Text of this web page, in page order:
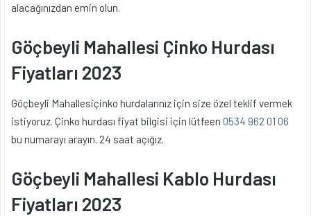
alacağınızdan emin olun.
Göçbeyli Mahallesi Çinko Hurdası
Fiyatları 2023
Göçbeyli Mahallesiçinko hurdalarınız için size özel teklif vermek
istiyoruz. Çinko hurdası fiyat bilgisi için lütfeen 0534 962 01 06
bu numarayı arayın. 24 saat açığız.
Göçbeyli Mahallesi Kablo Hurdası
Fiyatları 2023